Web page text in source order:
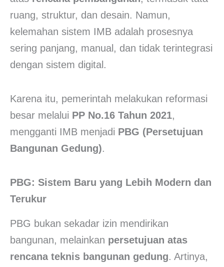
ruang, struktur, dan desain. Namun,
kelemahan sistem IMB adalah prosesnya
sering panjang, manual, dan tidak terintegrasi
dengan sistem digital.
Karena itu, pemerintah melakukan reformasi
besar melalui PP No.16 Tahun 2021,
mengganti IMB menjadi PBG (Persetujuan
Bangunan Gedung).
PBG: Sistem Baru yang Lebih Modern dan
Terukur
PBG bukan sekadar izin mendirikan
bangunan, melainkan persetujuan atas
rencana teknis bangunan gedung. Artinya,